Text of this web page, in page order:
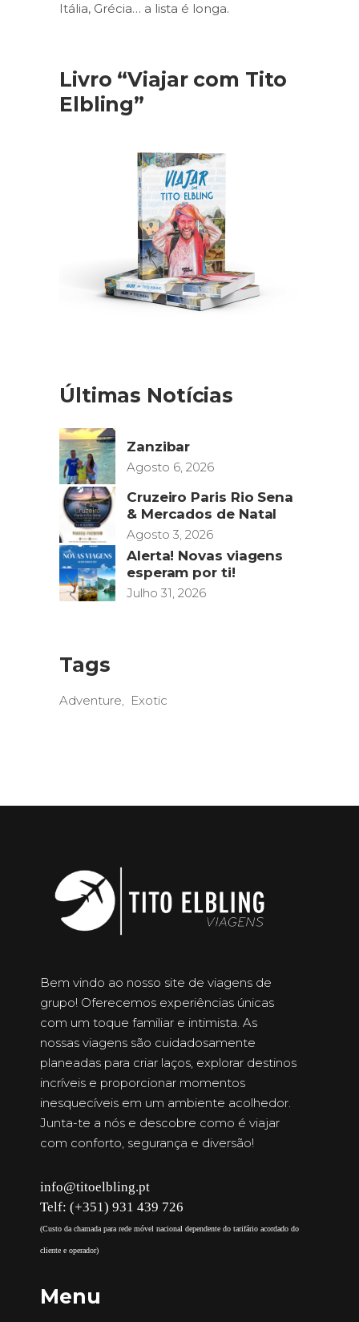
Itália, Grécia… a lista é longa.
Livro “Viajar com Tito
Elbling”
Últimas Notícias
Zanzibar
Agosto 6, 2026
Cruzeiro Paris Rio Sena
& Mercados de Natal
Agosto 3, 2026
Alerta! Novas viagens
esperam por ti!
Julho 31, 2026
Tags
Adventure Exotic
Bem vindo ao nosso site de viagens de
grupo! Oferecemos experiências únicas
com um toque familiar e intimista. As
nossas viagens são cuidadosamente
planeadas para criar laços, explorar destinos
incríveis e proporcionar momentos
inesquecíveis em um ambiente acolhedor.
Junta-te a nós e descobre como é viajar
com conforto, segurança e diversão!
info@titoelbling.pt
Telf: (+351) 931 439 726
(Custo da chamada para rede móvel nacional dependente do tarifário acordado do
cliente e operador)
Menu